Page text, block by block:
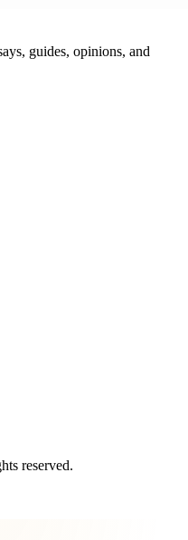
guides, opinions, and
reserved.